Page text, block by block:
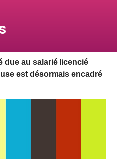
due au salarié licencié
est désormais encadré